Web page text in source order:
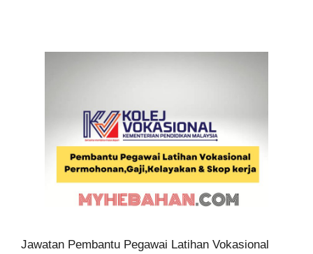
Jawatan Pembantu Pegawai Latihan Vokasional